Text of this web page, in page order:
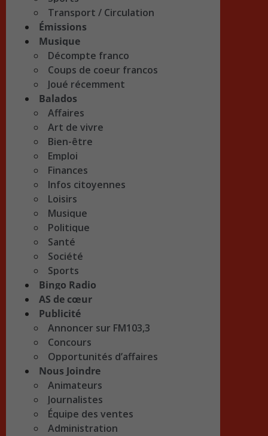
Transport / Circulation
Émissions
Musique
Décompte franco
Coups de coeur francos
Joué récemment
Balados
Affaires
Art de vivre
Bien-être
Emploi
Finances
Infos citoyennes
Loisirs
Musique
Politique
Santé
Société
Sports
Bingo Radio
AS de cœur
Publicité
Annoncer sur FM103,3
Concours
Opportunités d’affaires
Nous Joindre
Animateurs
Journalistes
Équipe des ventes
Administration